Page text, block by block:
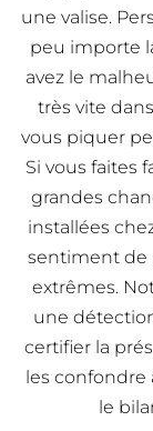
une valise.
peu importe
avez le
très vite
vous piquer
Si vous faites
grandes
installées
sentiment de
extrêmes.
une
certifier la
les confondre
le